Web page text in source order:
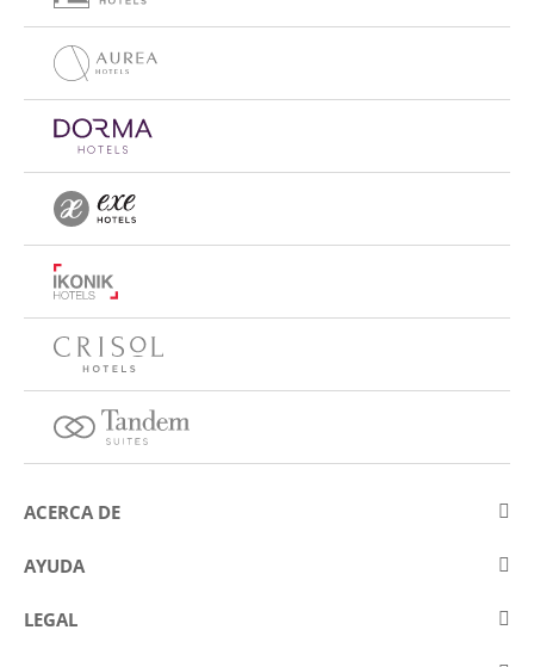
ACERCA DE
Sobre Eurostars Hotel Company
Concursos
AYUDA
Contactar
LEGAL